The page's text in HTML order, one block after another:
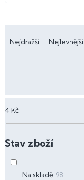
a
í
r
o
d
u
k
Nejdražší Nejlevnější
4 Kč
Na skladě 98